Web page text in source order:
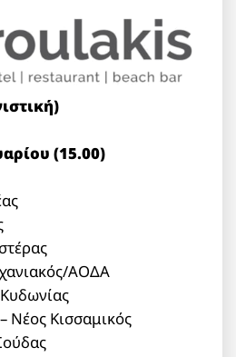
(15.00)
ΑΟΔΑ
Νέος Κισσαμικός